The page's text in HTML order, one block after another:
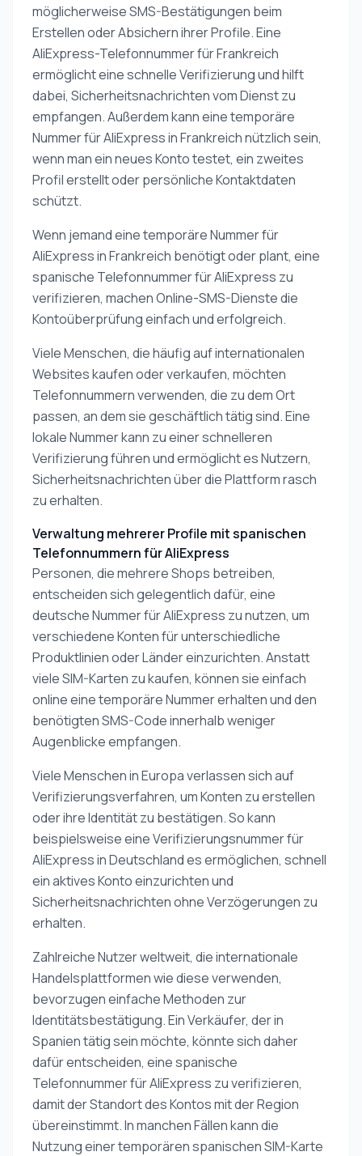
möglicherweise SMS-Bestätigungen beim
Erstellen oder Absichern ihrer Profile. Eine
AliExpress-Telefonnummer für Frankreich
ermöglicht eine schnelle Verifizierung und hilft
dabei, Sicherheitsnachrichten vom Dienst zu
empfangen. Außerdem kann eine temporäre
Nummer für AliExpress in Frankreich nützlich sein,
wenn man ein neues Konto testet, ein zweites
Profil erstellt oder persönliche Kontaktdaten
schützt.
Wenn jemand eine temporäre Nummer für
AliExpress in Frankreich benötigt oder plant, eine
spanische Telefonnummer für AliExpress zu
verifizieren, machen Online-SMS-Dienste die
Kontoüberprüfung einfach und erfolgreich.
Viele Menschen, die häufig auf internationalen
Websites kaufen oder verkaufen, möchten
Telefonnummern verwenden, die zu dem Ort
passen, an dem sie geschäftlich tätig sind. Eine
lokale Nummer kann zu einer schnelleren
Verifizierung führen und ermöglicht es Nutzern,
Sicherheitsnachrichten über die Plattform rasch
zu erhalten.
Verwaltung mehrerer Profile mit spanischen
Telefonnummern für AliExpress
Personen, die mehrere Shops betreiben,
entscheiden sich gelegentlich dafür, eine
deutsche Nummer für AliExpress zu nutzen, um
verschiedene Konten für unterschiedliche
Produktlinien oder Länder einzurichten. Anstatt
viele SIM-Karten zu kaufen, können sie einfach
online eine temporäre Nummer erhalten und den
benötigten SMS-Code innerhalb weniger
Augenblicke empfangen.
Viele Menschen in Europa verlassen sich auf
Verifizierungsverfahren, um Konten zu erstellen
oder ihre Identität zu bestätigen. So kann
beispielsweise eine Verifizierungsnummer für
AliExpress in Deutschland es ermöglichen, schnell
ein aktives Konto einzurichten und
Sicherheitsnachrichten ohne Verzögerungen zu
erhalten.
Zahlreiche Nutzer weltweit, die internationale
Handelsplattformen wie diese verwenden,
bevorzugen einfache Methoden zur
Identitätsbestätigung. Ein Verkäufer, der in
Spanien tätig sein möchte, könnte sich daher
dafür entscheiden, eine spanische
Telefonnummer für AliExpress zu verifizieren,
damit der Standort des Kontos mit der Region
übereinstimmt. In manchen Fällen kann die
Nutzung einer temporären spanischen SIM-Karte